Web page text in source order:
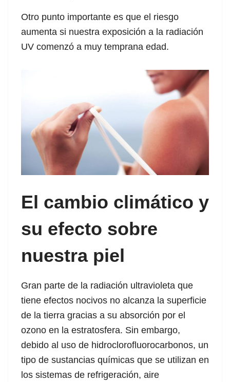
Otro punto importante es que el riesgo
aumenta si nuestra exposición a la radiación
UV comenzó a muy temprana edad.
El cambio climático y
su efecto sobre
nuestra piel
Gran parte de la radiación ultravioleta que
tiene efectos nocivos no alcanza la superficie
de la tierra gracias a su absorción por el
ozono en la estratosfera. Sin embargo,
debido al uso de hidroclorofluorocarbonos, un
tipo de sustancias químicas que se utilizan en
los sistemas de refrigeración, aire